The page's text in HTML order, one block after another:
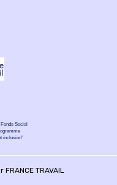
Social
inclusion"
TRAVAIL